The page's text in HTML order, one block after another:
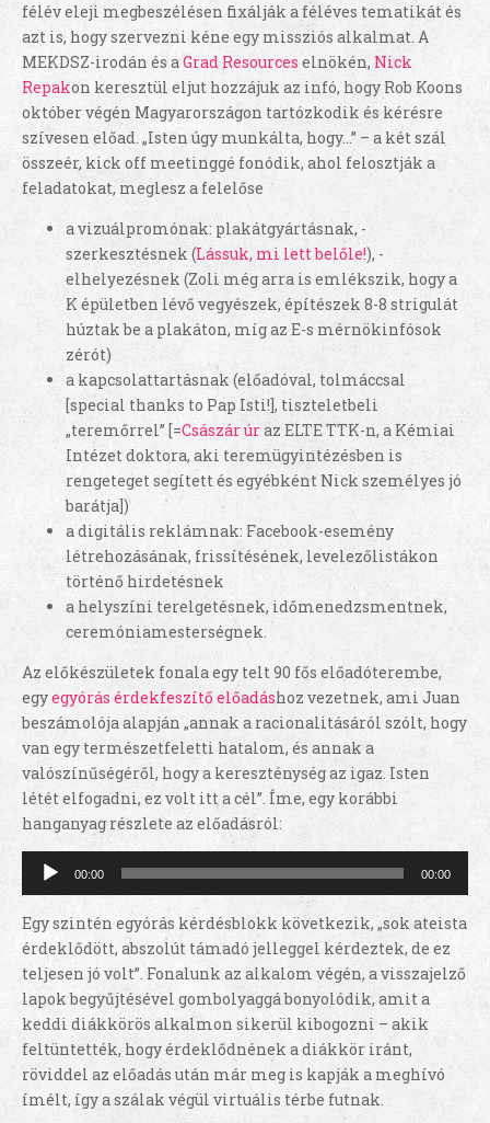
félév eleji megbeszélésen fixálják a féléves tematikát és
azt is, hogy szervezni kéne egy missziós alkalmat. A
MEKDSZ-irodán és aGrad Resources elnökén, Nick
Repakon keresztül eljut hozzájuk az infó, hogy Rob Koons
október végén Magyarországon tartózkodik és kérésre
szívesen előad. „Isten úgy munkálta, hogy…” – a két szál
összeér, kick off meetinggé fonódik, ahol felosztják a
feladatokat, meglesz a felelőse
a vizuálpromónak: plakátgyártásnak, -
szerkesztésnek (Lássuk, mi lett belőle!), -
elhelyezésnek (Zoli még arra is emlékszik, hogy a
K épületben lévő vegyészek, építészek 8-8 strigulát
húztak be a plakáton, míg az E-s mérnökinfósok
zérót)
a kapcsolattartásnak (előadóval, tolmáccsal
[special thanks to Pap Isti!], tiszteletbeli
„teremőrrel” [=Császár úraz ELTE TTK-n, a Kémiai
Intézet doktora, aki teremügyintézésben is
rengeteget segített és egyébként Nick személyes jó
barátja])
a digitális reklámnak: Facebook-esemény
létrehozásának, frissítésének, levelezőlistákon
történő hirdetésnek
a helyszíni terelgetésnek, időmenedzsmentnek,
ceremóniamesterségnek.
Az előkészületek fonala egy telt 90 fős előadóterembe,
egyegyórás érdekfeszítő előadáshoz vezetnek, ami Juan
beszámolója alapján „annak a racionalitásáról szólt, hogy
van egy természetfeletti hatalom, és annak a
valószínűségéről, hogy a kereszténység az igaz. Isten
létét elfogadni, ez volt itt a cél”. Íme, egy korábbi
hanganyag részlete az előadásról:
Audió
lejátszó
00:00 00:00
Egy szintén egyórás kérdésblokk következik, „sok ateista
érdeklődött, abszolút támadó jelleggel kérdeztek, de ez
teljesen jó volt”. Fonalunk az alkalom végén, a visszajelző
lapok begyűjtésével gombolyaggá bonyolódik, amit a
keddi diákkörös alkalmon sikerül kibogozni – akik
feltüntették, hogy érdeklődnének a diákkör iránt,
röviddel az előadás után már meg is kapják a meghívó
ímélt, így a szálak végül virtuális térbe futnak.